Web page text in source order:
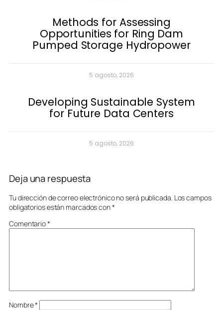
Methods for Assessing
Opportunities for Ring Dam
Pumped Storage Hydropower
5 agosto, 2026
Developing Sustainable System
for Future Data Centers
5 agosto, 2026
Deja una respuesta
Tu dirección de correo electrónico no será publicada. Los campos
obligatorios están marcados con*
Comentario*
Nombre*